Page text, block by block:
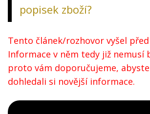
popisek zboží?
Tento článek/rozhovor vyšel
Informace v něm tedy již nemusí
proto vám doporučujeme,
dohledali si novější informace.